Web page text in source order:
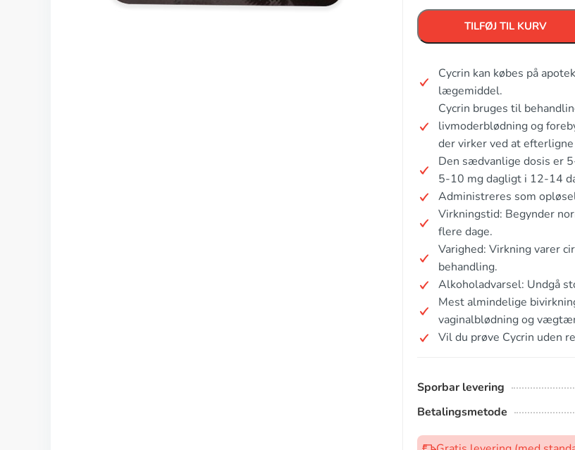
TILFØJ TIL KURV
Cycrin kan købes på
lægemiddel.
Cycrin bruges til
livmoderblødning og
der virker ved at
Den sædvanlige dosis er
5-10 mg dagligt i 12-14
Administreres som
Virkningstid: Begynder
flere dage.
Varighed: Virkning varer
behandling.
Alkoholadvarsel: Undgå
Mest almindelige
vaginalblødning og
Vil du prøve Cycrin uden
Sporbar levering
Betalingsmetode